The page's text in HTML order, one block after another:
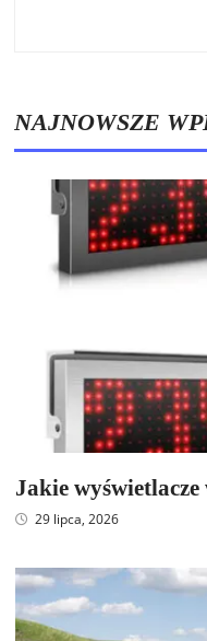
NAJNOWSZE
Jakie
29 lipca, 2026